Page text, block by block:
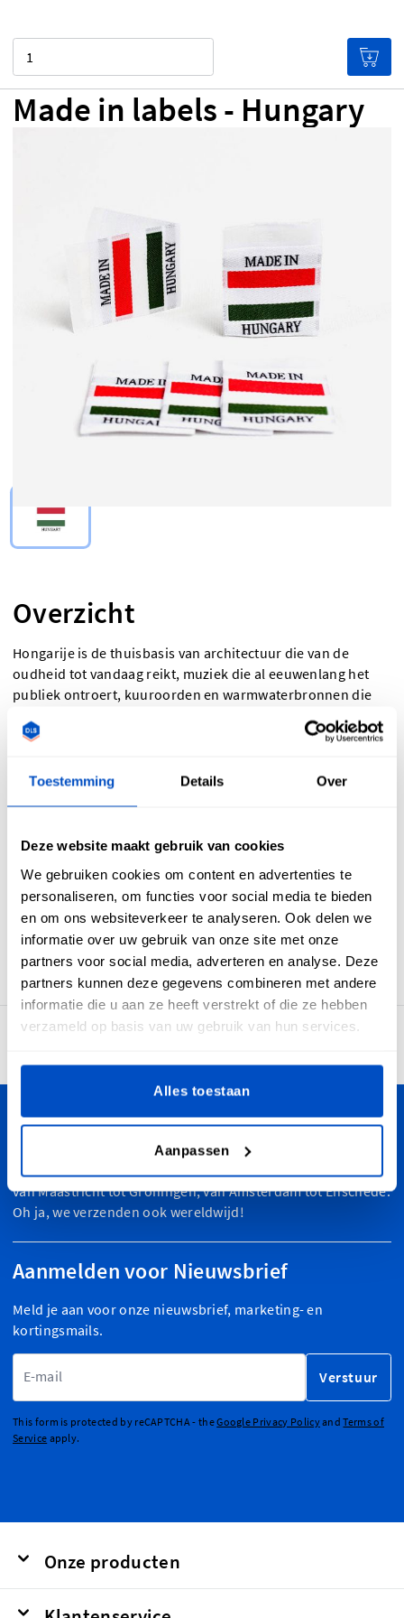
Toestemming Details Over
Deze website maakt gebruik van cookies
We gebruiken cookies om content en advertenties te
personaliseren, om functies voor social media te bieden
en om ons websiteverkeer te analyseren. Ook delen we
informatie over uw gebruik van onze site met onze
partners voor social media, adverteren en analyse. Deze
partners kunnen deze gegevens combineren met andere
informatie die u aan ze heeft verstrekt of die ze hebben
verzameld op basis van uw gebruik van hun services.
Alles toestaan
Aanpassen
Made in labels - Hungary
Overzicht
Hongarije is de thuisbasis van architectuur die van de
oudheid tot vandaag reikt, muziek die al eeuwenlang het
publiek ontroert, kuuroorden en warmwaterbronnen die
lichaam en geest tot rust brengen en nog zoveel meer. Als je
een 'Made-In Hungary'-label of een label met de Hongaarse
erfenis die duurzaamheid, schoonheid en comfort hoog in
om wettelijke redenen een herkomstlabel moet toevoegen.
ze comfortabel en mooi zijn maar ook lang meegaan.
'Made-In Hungary'-labels hebben een horizontale
middenvouw en naadtoeslag waardoor je ze moeiteloos in
je stoffen items kunt naaien
Personaliseer je creaties
Dutch Label Shop bezorgt je bestelling in heel Nederland,
van Maastricht tot Groningen, van Amsterdam tot Enschede.
Oh ja, we verzenden ook wereldwijd!
Aanmelden voor Nieuwsbrief
Meld je aan voor onze nieuwsbrief, marketing- en
kortingsmails.
Verstuur
This form is protected by reCAPTCHA - theGoogle Privacy PolicyandTerms of
Service apply.
Onze producten